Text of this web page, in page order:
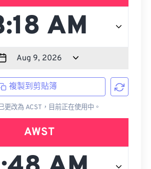
複製到剪貼簿
更改為 ACST，目前正在使用中。
AWST